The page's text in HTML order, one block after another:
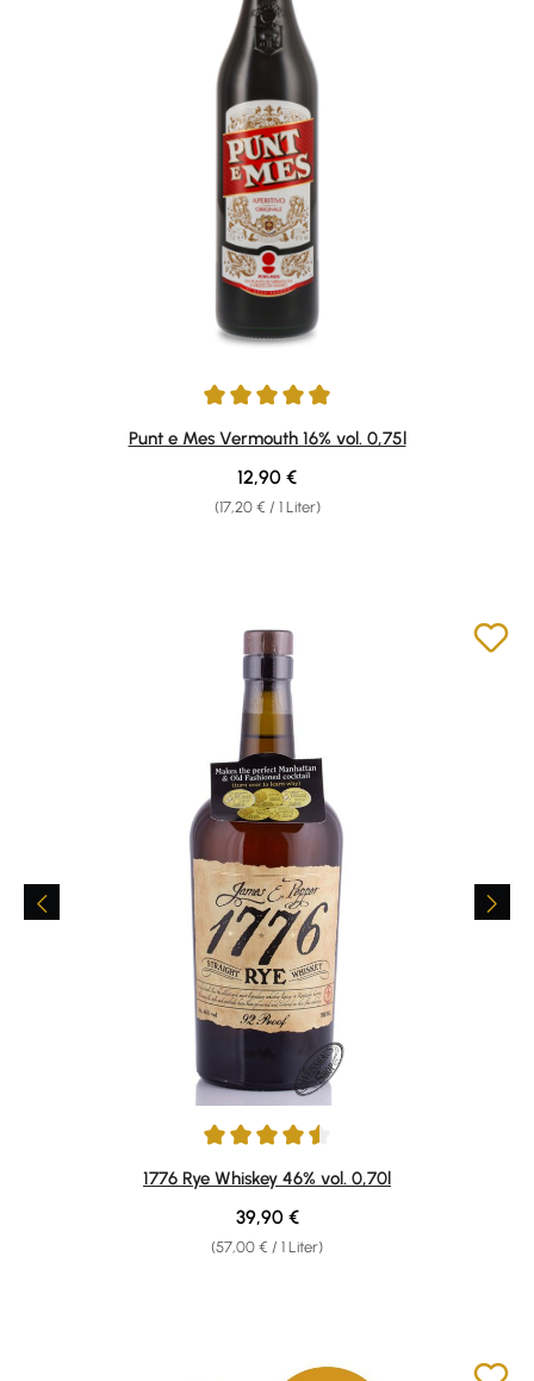
Durchschnittliche Bewertung von 4.9 von 5 Sternen
Punt e Mes Vermouth 16% vol. 0,75l
(17,20 € / 1 Liter)
Regulärer Preis:
12,90 €
Durchschnittliche Bewertung von 4.39 von 5 Sternen
1776 Rye Whiskey 46% vol. 0,70l
(57,00 € / 1 Liter)
Regulärer Preis:
39,90 €